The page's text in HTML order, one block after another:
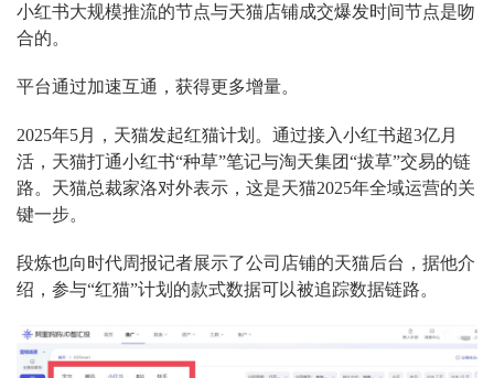
小红书大规模推流的节点与天猫店铺成交爆发时间节点是吻
合的。
平台通过加速互通，获得更多增量。
2025年5月，天猫发起红猫计划。通过接入小红书超3亿月
活，天猫打通小红书“种草”笔记与淘天集团“拔草”交易的链
路。天猫总裁家洛对外表示，这是天猫2025年全域运营的关
键一步。
段炼也向时代周报记者展示了公司店铺的天猫后台，据他介
绍，参与“红猫”计划的款式数据可以被追踪数据链路。